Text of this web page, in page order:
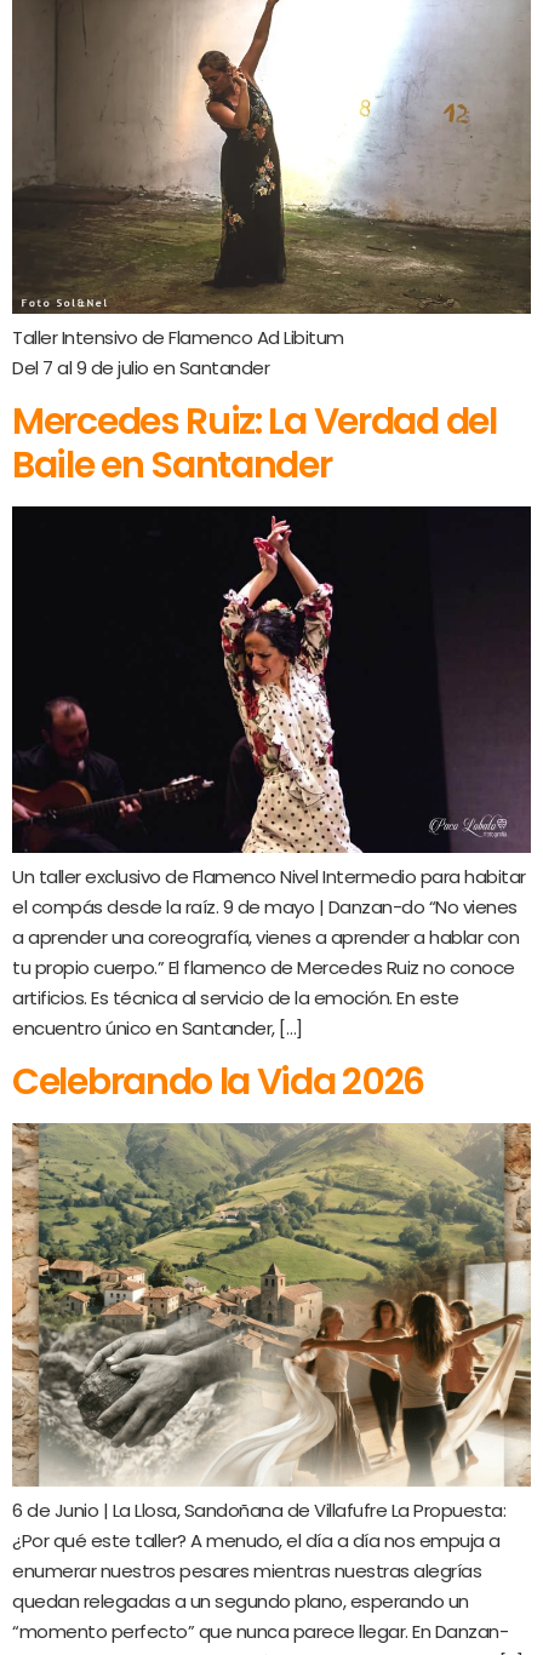
Taller Intensivo de Flamenco Ad Libitum
Del 7 al 9 de julio en Santander
Mercedes Ruiz: La Verdad del
Baile en Santander
Un taller exclusivo de Flamenco Nivel Intermedio para habitar
el compás desde la raíz. 9 de mayo | Danzan-do “No vienes
a aprender una coreografía, vienes a aprender a hablar con
tu propio cuerpo.” El flamenco de Mercedes Ruiz no conoce
artificios. Es técnica al servicio de la emoción. En este
encuentro único en Santander, […]
Celebrando la Vida 2026
6 de Junio | La Llosa, Sandoñana de Villafufre La Propuesta:
¿Por qué este taller? A menudo, el día a día nos empuja a
enumerar nuestros pesares mientras nuestras alegrías
quedan relegadas a un segundo plano, esperando un
“momento perfecto” que nunca parece llegar. En Danzan-